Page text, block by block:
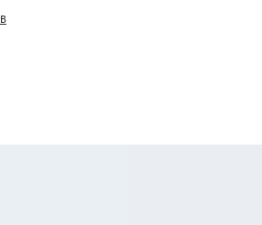
описанию, после утепления